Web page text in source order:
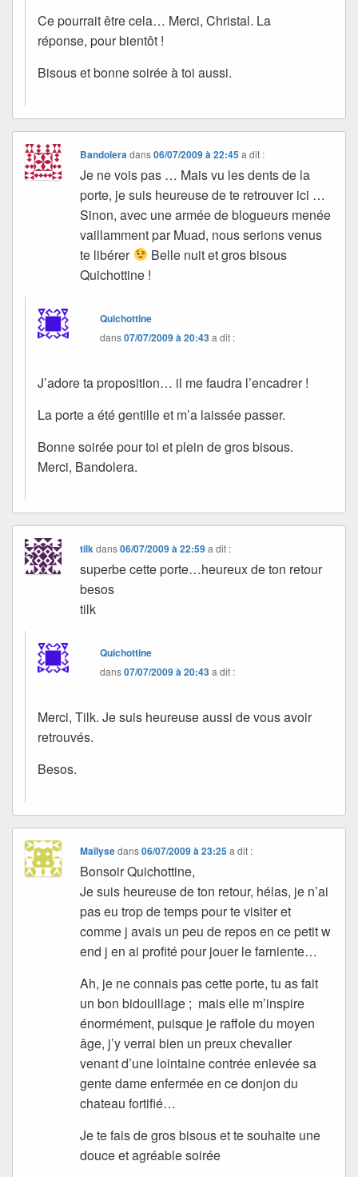
Ce pourrait être cela… Merci, Christal. La
réponse, pour bientôt !
Bisous et bonne soirée à toi aussi.
Bandolera dans06/07/2009 à 22:45 a dit :
Je ne vois pas … Mais vu les dents de la
porte, je suis heureuse de te retrouver ici …
Sinon, avec une armée de blogueurs menée
vaillamment par Muad, nous serions venus
te libérer
Belle nuit et gros bisous
Quichottine !
Quichottine
dans07/07/2009 à 20:43a dit :
J’adore ta proposition… il me faudra l’encadrer !
La porte a été gentille et m’a laissée passer.
Bonne soirée pour toi et plein de gros bisous.
Merci, Bandolera.
tilk dans06/07/2009 à 22:59 a dit :
superbe cette porte…heureux de ton retour
besos
tilk
Quichottine
dans07/07/2009 à 20:43a dit :
Merci, Tilk. Je suis heureuse aussi de vous avoir
retrouvés.
Besos.
Maïlysedans06/07/2009 à 23:25 a dit :
Bonsoir Quichottine,
Je suis heureuse de ton retour, hélas, je n’ai
pas eu trop de temps pour te visiter et
comme j avais un peu de repos en ce petit w
end j en ai profité pour jouer le farniente…
Ah, je ne connais pas cette porte, tu as fait
un bon bidouillage ; mais elle m’inspire
énormément, puisque je raffole du moyen
âge, j’y verrai bien un preux chevalier
venant d’une lointaine contrée enlevée sa
gente dame enfermée en ce donjon du
chateau fortifié…
Je te fais de gros bisous et te souhaite une
douce et agréable soirée